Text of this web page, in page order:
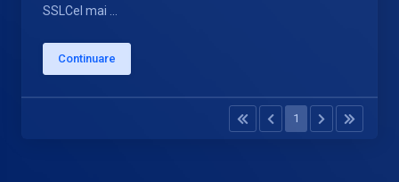
SSLCel mai ...
Continuare
1